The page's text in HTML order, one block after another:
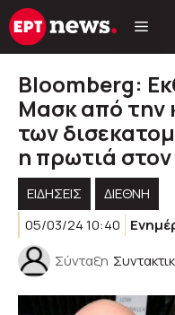
Μετάβαση
σε
Bloomberg:
Μασκ από την
των
η πρωτιά
ΕΙΔΗΣΕΙΣ
ΔΙΕΘΝΗ
05/03/24 10:40
Σύνταξη